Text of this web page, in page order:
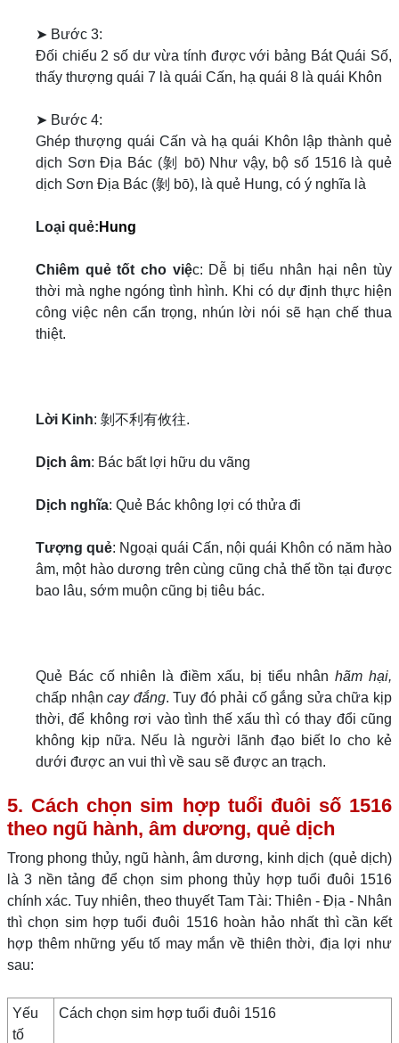
➤ Bước 3:
Đối chiếu 2 số dư vừa tính được với bảng Bát Quái Số,
thấy thượng quái 7 là quái Cấn, hạ quái 8 là quái Khôn
➤ Bước 4:
Ghép thượng quái Cấn và hạ quái Khôn lập thành quẻ
dịch Sơn Địa Bác (剝 bō) Như vậy, bộ số 1516 là quẻ
dịch Sơn Địa Bác (剝 bō), là quẻ Hung, có ý nghĩa là
Loại quẻ: Hung
Chiêm quẻ tốt cho việc: Dễ bị tiểu nhân hại nên tùy
thời mà nghe ngóng tình hình. Khi có dự định thực hiện
công việc nên cẩn trọng, nhún lời nói sẽ hạn chế thua
thiệt.
Lời Kinh: 剝不利有攸往.
Dịch âm: Bác bất lợi hữu du vãng
Dịch nghĩa: Quẻ Bác không lợi có thửa đi
Tượng quẻ: Ngoại quái Cấn, nội quái Khôn có năm hào
âm, một hào dương trên cùng cũng chả thế tồn tại được
bao lâu, sớm muộn cũng bị tiêu bác.
Quẻ Bác cố nhiên là điềm xấu, bị tiểu nhânhãm hại,
chấp nhậncay đắng. Tuy đó phải cố gắng sửa chữa kịp
thời, để không rơi vào tình thế xấu thì có thay đổi cũng
không kịp nữa. Nếu là người lãnh đạo biết lo cho kẻ
dưới được an vui thì về sau sẽ được an trạch.
5. Cách chọn sim hợp tuổi đuôi số 1516
theo ngũ hành, âm dương, quẻ dịch
Trong phong thủy, ngũ hành, âm dương, kinh dịch (quẻ dịch)
là 3 nền tảng để chọn sim phong thủy hợp tuổi đuôi 1516
chính xác. Tuy nhiên, theo thuyết Tam Tài: Thiên - Địa - Nhân
thì chọn sim hợp tuổi đuôi 1516 hoàn hảo nhất thì cần kết
hợp thêm những yếu tố may mắn về thiên thời, địa lợi như
sau:
Yếu
tố
Cách chọn sim hợp tuổi đuôi 1516